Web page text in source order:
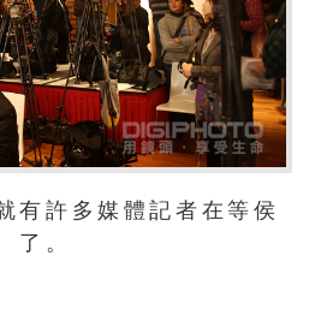
有許多媒體記者在等侯
了。